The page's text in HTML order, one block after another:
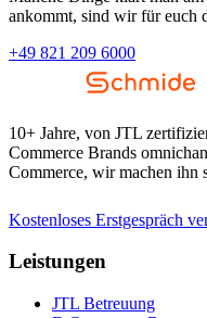
ankommt, sind wir für euch
+49 821 209 6000
10+ Jahre, von JTL
Commerce Brands
Commerce, wir machen ihn
Kostenloses Erstgespräch
Leistungen
JTL Betreuung